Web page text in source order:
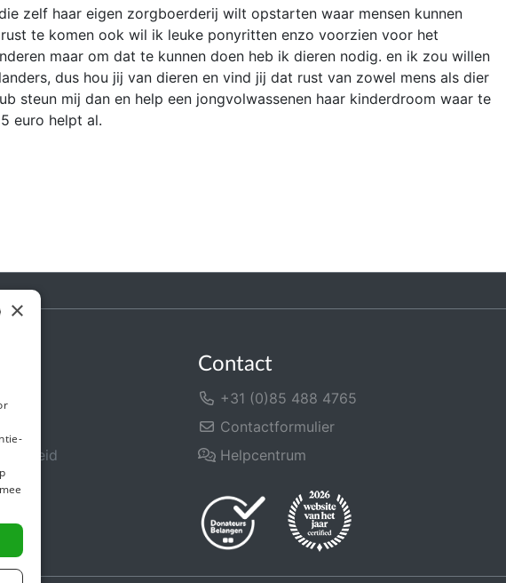
zelf haar eigen zorgboerderij wilt opstarten waar mensen kunnen
te komen ook wil ik leuke ponyritten enzo voorzien voor het
maar om dat te kunnen doen heb ik dieren nodig. en ik zou willen
dus hou jij van dieren en vind jij dat rust van zowel mens als dier
steun mij dan en help een jongvolwassenen haar kinderdroom waar te
euro helpt al.
Contact
+31 (0)85 488 4765
Contactformulier
Helpcentrum
×